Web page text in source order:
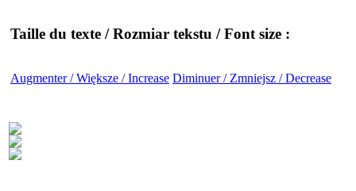
Taille du texte / Rozmiar tekstu / Font size :
Augmenter / Większe / Increase Diminuer / Zmniejsz / Decrease